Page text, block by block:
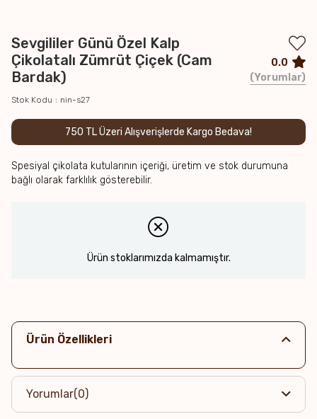
Sevgililer Günü Özel Kalp
Çikolatalı Zümrüt Çiçek (Cam
Bardak)
Stok Kodu nin-s27
750 TL Üzeri Alışverişlerde Kargo Bedava!
Spesiyal çikolata kutularının içeriği, üretim ve stok durumuna
bağlı olarak farklılık gösterebilir.
0.0
Yorumlar
Ürün stoklarımızda kalmamıştır.
Ürün Özellikleri
Yorumlar(0)